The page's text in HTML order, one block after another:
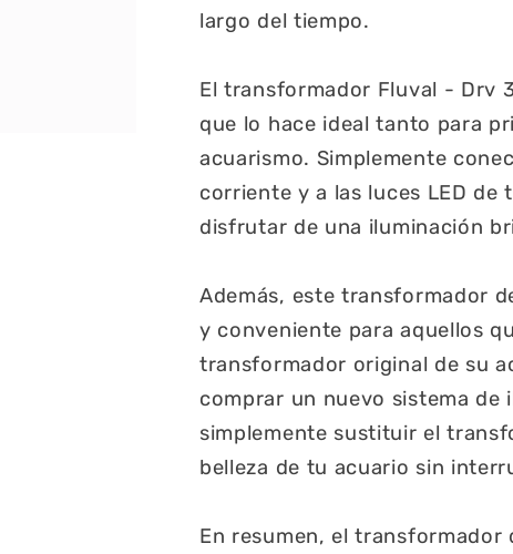
largo del tiempo.
El transformador Fluval - Drv
que lo hace ideal tanto para
acuarismo. Simplemente
corriente y a las luces LED
disfrutar de una iluminación
Además, este transformador
y conveniente para aquellos
transformador original de su
comprar un nuevo sistema de
simplemente sustituir el
belleza de tu acuario sin
En resumen, el transformador